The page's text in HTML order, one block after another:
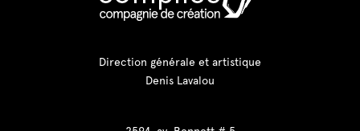
Direction générale et artistique
Denis Lavalou